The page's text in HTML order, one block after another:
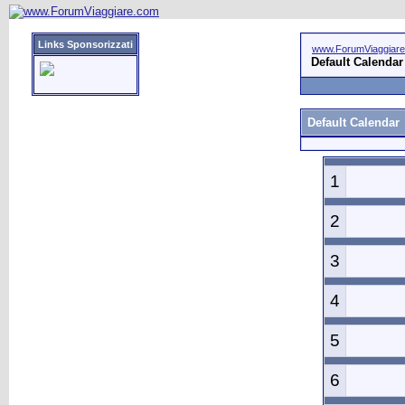
Links Sponsorizzati
Default Calendar
Default Calendar
1
2
3
4
5
6